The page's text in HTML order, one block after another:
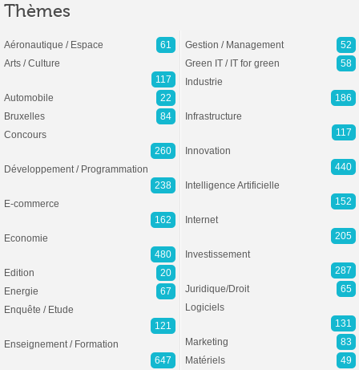
Thèmes
Aéronautique / Espace
61
Arts / Culture
117
Automobile
22
Bruxelles
84
Concours
260
Développement / Programmation
238
E-commerce
162
Economie
480
Edition
20
Energie
67
Enquête / Etude
121
Enseignement / Formation
647
Gestion / Management
52
Green IT / IT for green
58
Industrie
186
Infrastructure
117
Innovation
440
Intelligence Artificielle
152
Internet
205
Investissement
287
Juridique/Droit
65
Logiciels
131
Marketing
83
Matériels
49